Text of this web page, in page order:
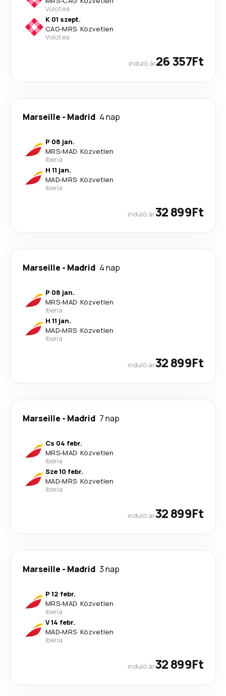
Volotea
K 01 szept.
CAG-MRS· Közvetlen
Volotea
induló ár26 357Ft
Marseille - Madrid 4 nap
P 08 jan.
MRS-MAD· Közvetlen
Iberia
H 11 jan.
MAD-MRS· Közvetlen
Iberia
induló ár32 899Ft
Marseille - Madrid 4 nap
P 08 jan.
MRS-MAD· Közvetlen
Iberia
H 11 jan.
MAD-MRS· Közvetlen
Iberia
induló ár32 899Ft
Marseille - Madrid 7 nap
Cs 04 febr.
MRS-MAD· Közvetlen
Iberia
Sze 10 febr.
MAD-MRS· Közvetlen
Iberia
induló ár32 899Ft
Marseille - Madrid 3 nap
P 12 febr.
MRS-MAD· Közvetlen
Iberia
V 14 febr.
MAD-MRS· Közvetlen
Iberia
induló ár32 899Ft